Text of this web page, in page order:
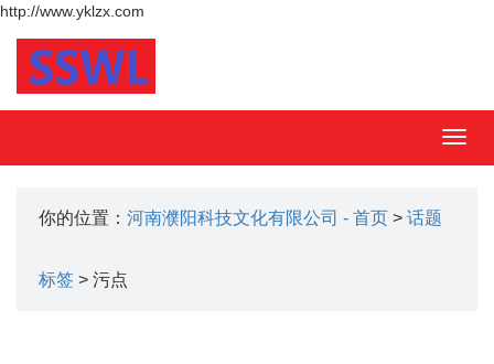
http://www.yklzx.com
你的位置： 河南濮阳科技文化有限公司 - 首页 > 话题
标签 > 污点